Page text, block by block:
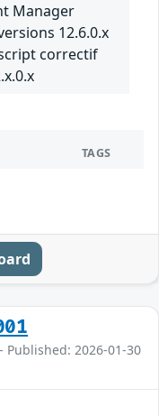
Manager
12.6.0.x
correctif
TAGS
- Published: 2026-01-30